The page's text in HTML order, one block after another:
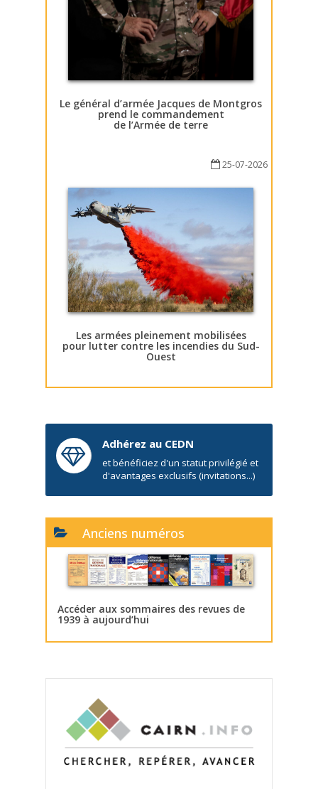
Le général d’armée Jacques de Montgros
prend le commandement
de l’Armée de terre
25-07-2026
Les armées pleinement mobilisées
pour lutter contre les incendies du Sud-
Ouest
Adhérez au CEDN
et bénéficiez d'un statut privilégié et
d'avantages exclusifs (invitations...)
Anciens numéros
Accéder aux sommaires des revues de
1939 à aujourd’hui